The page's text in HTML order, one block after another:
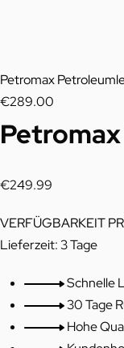
t
n
a
v
i
g
product:
Petromax
€289.00
€249.99
VERFÜGBARKEIT
Lieferzeit:3 Tage
Schnelle
30 Tage
Hohe